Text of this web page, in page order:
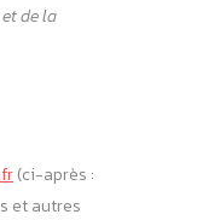
de la
(ci-après :
et autres